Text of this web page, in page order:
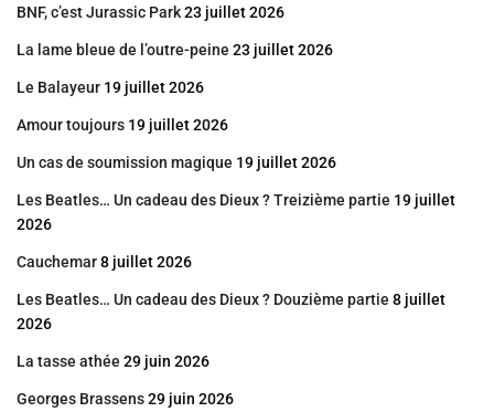
BNF, c’est Jurassic Park23 juillet 2026
La lame bleue de l’outre-peine 23 juillet 2026
Le Balayeur 19 juillet 2026
Amour toujours 19 juillet 2026
Un cas de soumission magique 19 juillet 2026
Les Beatles… Un cadeau des Dieux ? Treizième partie 19 juillet
2026
Cauchemar8 juillet 2026
Les Beatles… Un cadeau des Dieux ? Douzième partie 8 juillet
2026
La tasse athée 29 juin 2026
Georges Brassens29 juin 2026